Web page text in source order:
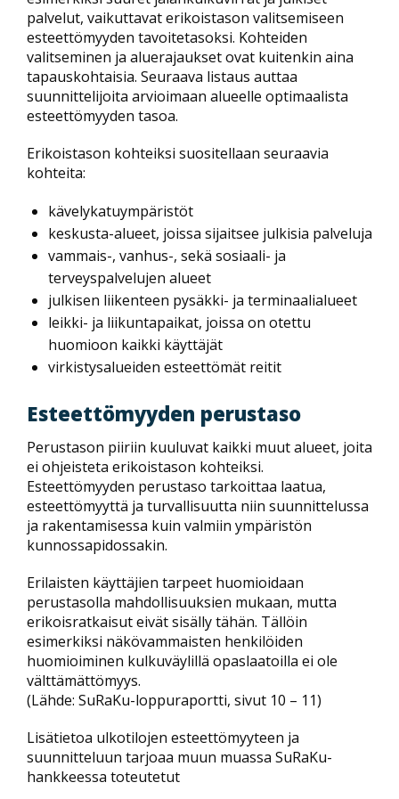
palvelut, vaikuttavat erikoistason valitsemiseen
esteettömyyden tavoitetasoksi. Kohteiden
valitseminen ja aluerajaukset ovat kuitenkin aina
tapauskohtaisia. Seuraava listaus auttaa
suunnittelijoita arvioimaan alueelle optimaalista
esteettömyyden tasoa.
Erikoistason kohteiksi suositellaan seuraavia
kohteita:
kävelykatuympäristöt
keskusta-alueet, joissa sijaitsee julkisia palveluja
vammais-, vanhus-, sekä sosiaali- ja
terveyspalvelujen alueet
julkisen liikenteen pysäkki- ja terminaalialueet
leikki- ja liikuntapaikat, joissa on otettu
huomioon kaikki käyttäjät
virkistysalueiden esteettömät reitit
Esteettömyyden perustaso
Perustason piiriin kuuluvat kaikki muut alueet, joita
ei ohjeisteta erikoistason kohteiksi.
Esteettömyyden perustaso tarkoittaa laatua,
esteettömyyttä ja turvallisuutta niin suunnittelussa
ja rakentamisessa kuin valmiin ympäristön
kunnossapidossakin.
Erilaisten käyttäjien tarpeet huomioidaan
perustasolla mahdollisuuksien mukaan, mutta
erikoisratkaisut eivät sisälly tähän. Tällöin
esimerkiksi näkövammaisten henkilöiden
huomioiminen kulkuväylillä opaslaatoilla ei ole
välttämättömyys.
(Lähde: SuRaKu-loppuraportti, sivut 10 – 11)
Lisätietoa ulkotilojen esteettömyyteen ja
suunnitteluun tarjoaa muun muassa SuRaKu-
hankkeessa toteutetut